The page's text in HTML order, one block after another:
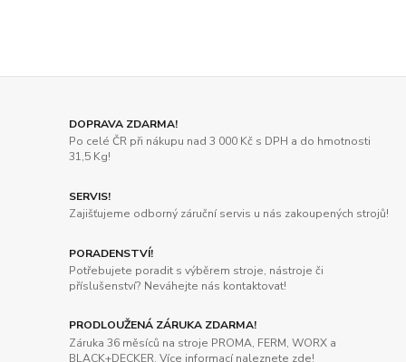
DOPRAVA ZDARMA!
Po celé ČR při nákupu nad 3 000 Kč s DPH a do hmotnosti
31,5 Kg!
SERVIS!
Zajišťujeme odborný záruční servis u nás zakoupených strojů!
PORADENSTVÍ!
Potřebujete poradit s výběrem stroje, nástroje či
příslušenství? Neváhejte nás kontaktovat!
PRODLOUŽENÁ ZÁRUKA ZDARMA!
Záruka 36 měsíců na stroje PROMA, FERM, WORX a
BLACK+DECKER. Více informací naleznete zde!